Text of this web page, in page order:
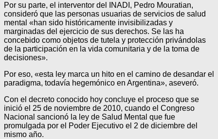
Por su parte, el interventor del INADI, Pedro Mouratian,
consideró que las personas usuarias de servicios de salud
mental «han sido históricamente invisibilizadas y
marginadas del ejercicio de sus derechos. Se las ha
concebido como objetos de tutela y protección privándolas
de la participación en la vida comunitaria y de la toma de
decisiones».
Por eso, «esta ley marca un hito en el camino de desandar el
paradigma, todavía hegemónico en Argentina», aseveró.
Con el decreto conocido hoy concluye el proceso que se
inició el 25 de noviembre de 2010, cuando el Congreso
Nacional sancionó la ley de Salud Mental que fue
promulgada por el Poder Ejecutivo el 2 de diciembre del
mismo año.